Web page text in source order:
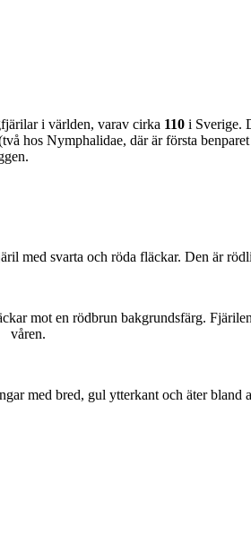
i världen, varav cirka 110 i Sverige.
hos Nymphalidae, där är första
med svarta och röda fläckar. Den är
mot en rödbrun bakgrundsfärg.
våren.
med bred, gul ytterkant och äter bland